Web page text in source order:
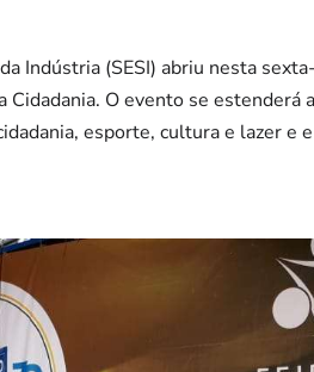
Indústria (SESI) abriu nesta
Cidadania. O evento se
esporte, cultura e lazer e